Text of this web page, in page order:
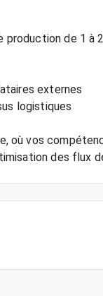
production de 1 à
externes
logistiques
où vos